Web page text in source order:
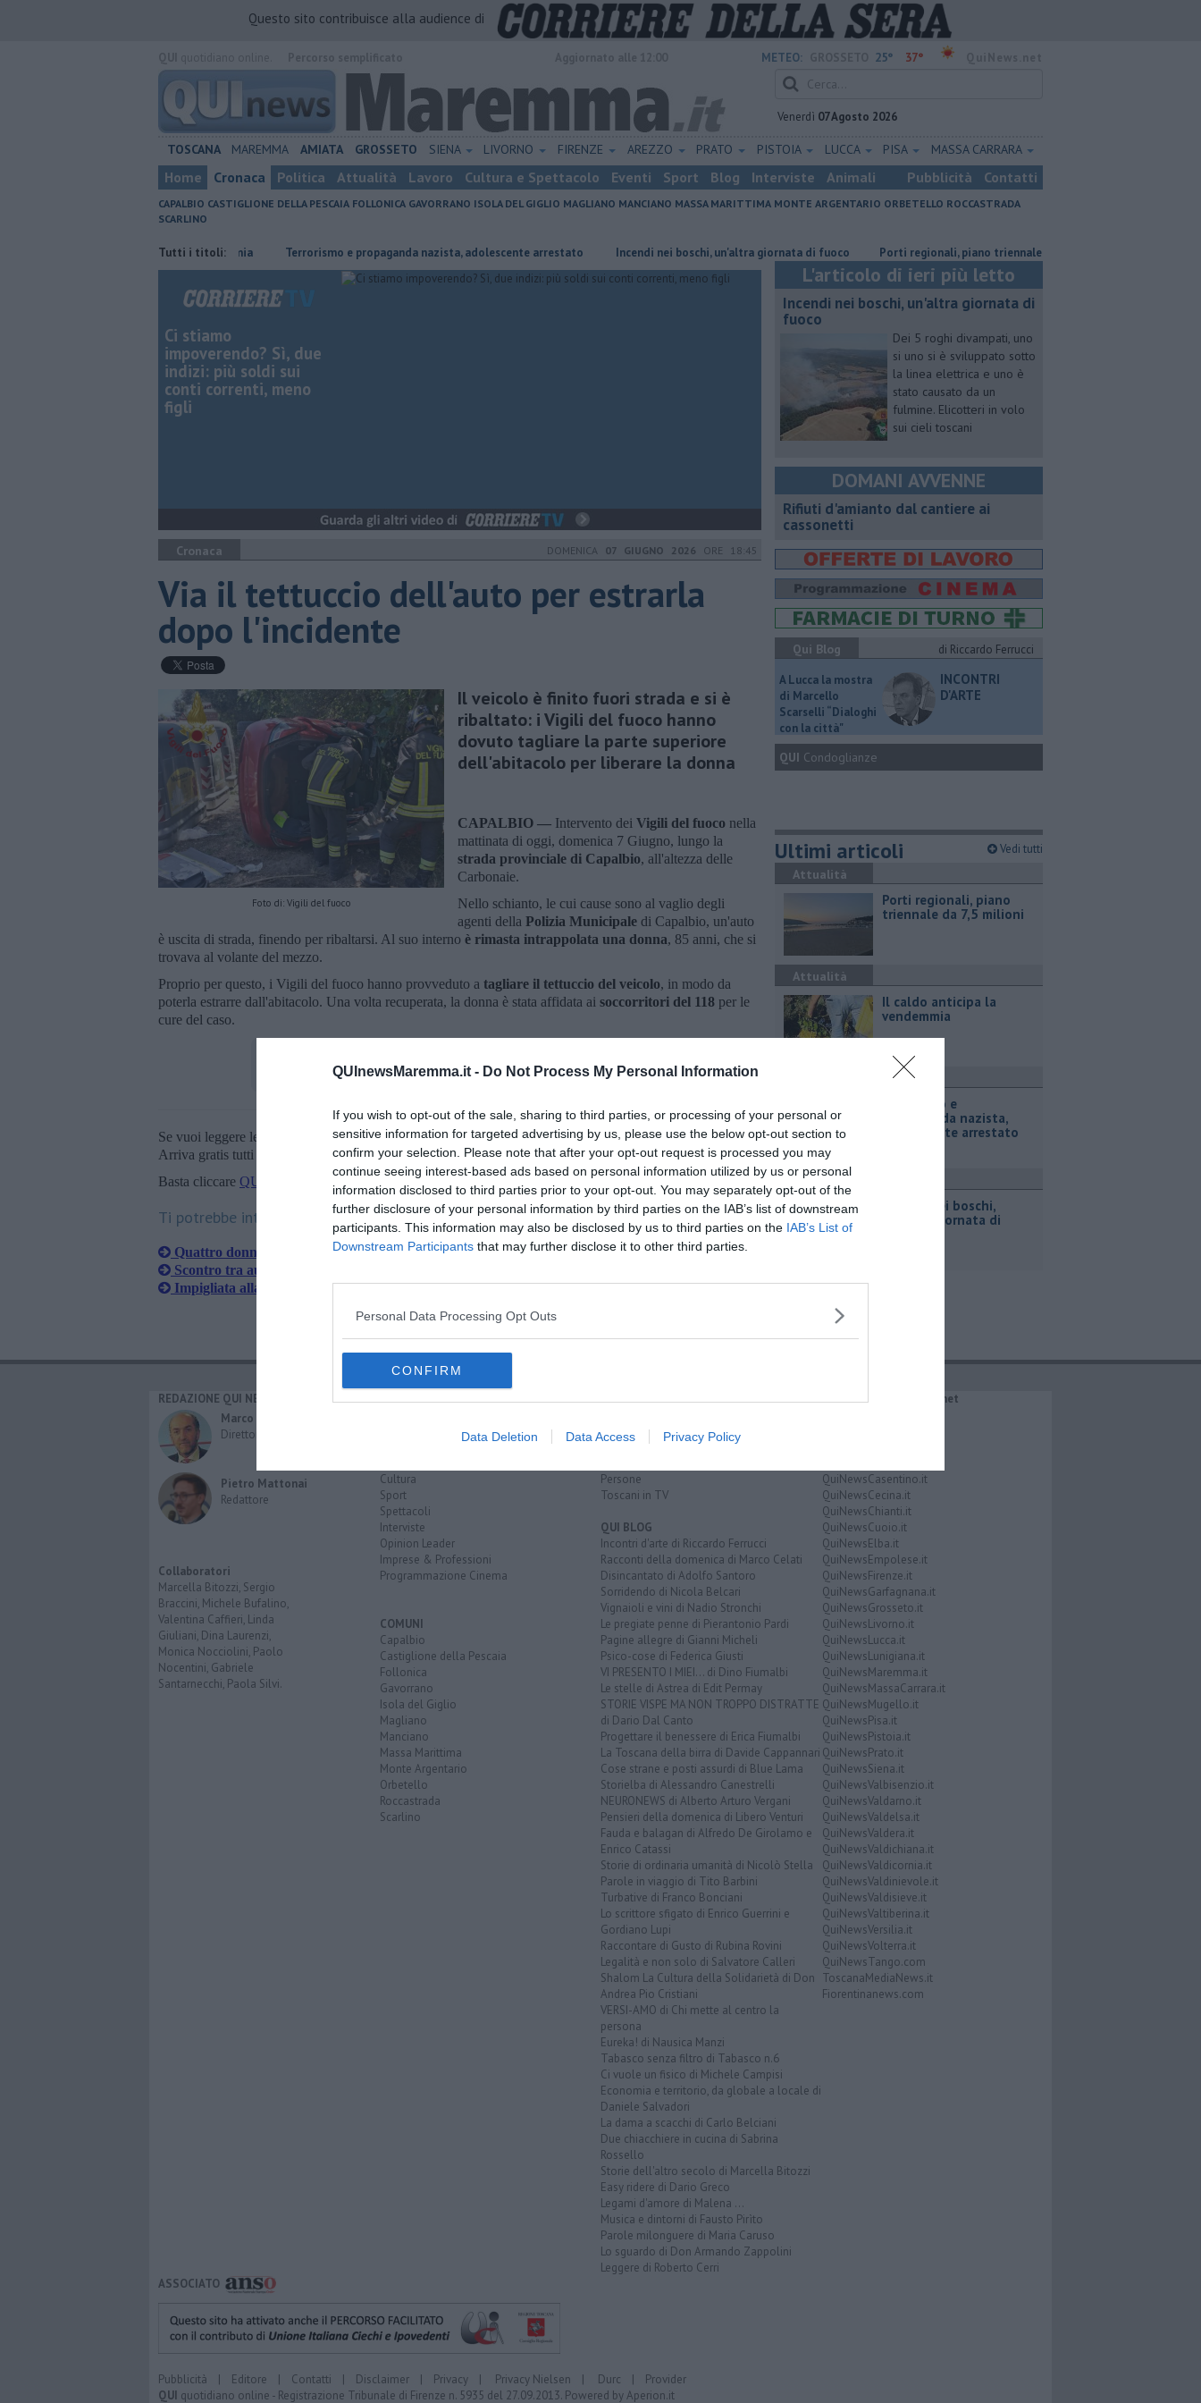
QUInewsMaremma.it - Do Not Process My Personal Information
If you wish to opt-out of the sale, sharing to third parties, or processing of your personal or
sensitive information for targeted advertising by us, please use the below opt-out section to
confirm your selection. Please note that after your opt-out request is processed you may
continue seeing interest-based ads based on personal information utilized by us or personal
information disclosed to third parties prior to your opt-out. You may separately opt-out of the
further disclosure of your personal information by third parties on the IAB’s list of downstream
participants. This information may also be disclosed by us to third parties on the IAB’s List of
Downstream Participants that may further disclose it to other third parties.
Personal Data Processing Opt Outs
CONFIRM
Data Deletion Data Access Privacy Policy
Questo sito contribuisce alla audience di
METEO: 25° 37°
Venerdì 07 Agosto 2026
TOSCANA MAREMMA AMIATA GROSSETO SIENA LIVORNO FIRENZE AREZZO PRATO PISTOIA LUCCA PISA MASSA CARRARA
Home Cronaca Politica Attualità Lavoro Cultura e Spettacolo Eventi Sport Blog Interviste Animali Pubblicità Contatti
CAPALBIO CASTIGLIONE DELLA PESCAIA FOLLONICA GAVORRANO ISOLA DEL GIGLIO MAGLIANO MANCIANO MASSA MARITTIMA MONTE ARGENTARIO ORBETELLO ROCCASTRADA
SCARLINO
Tutti i titoli:
Il caldo anticipa la vendemmia Terrorismo e propaganda nazista, adolescente arrestato Incendi nei boschi, un'altra giornata di fuoco Porti regionali, piano triennale da 7,5 milioni
Ci stiamo
impoverendo? Sì, due
indizi: più soldi sui
conti correnti, meno
figli
Cronaca DOMENICA 07 GIUGNO 2026 ORE 18:45
Via il tettuccio dell'auto per estrarla
dopo l'incidente
Foto di: Vigili del fuoco
Il veicolo è finito fuori strada e si è
ribaltato: i Vigili del fuoco hanno
dovuto tagliare la parte superiore
dell'abitacolo per liberare la donna
CAPALBIO — Intervento dei Vigili del fuoco nella
mattinata di oggi, domenica 7 Giugno, lungo la
strada provinciale di Capalbio, all'altezza delle
Carbonaie.
Nello schianto, le cui cause sono al vaglio degli
agenti della Polizia Municipale di Capalbio, un'auto
è uscita di strada, finendo per ribaltarsi. Al suo interno è rimasta intrappolata una donna, 85 anni, che si
trovava al volante del mezzo.
Proprio per questo, i Vigili del fuoco hanno provveduto a tagliare il tettuccio del veicolo, in modo da
poterla estrarre dall'abitacolo. Una volta recuperata, la donna è stata affidata ai soccorritori del 118 per le
cure del caso.
Se vuoi leggere le notizie principali della Toscana iscriviti allaNewsletter QUInews - ToscanaMedia.
Arriva gratis tutti i giorni alle 20:00 direttamente nella tua casella di posta.
Basta cliccare QUI
Ti potrebbe interessare anche:
Quattro donne ferite nel maxi incidente
Scontro tra auto, ferite due donne e un bambino
Impigliata alla portiera del bus cade ed è grave
L'articolo di ieri più letto
Incendi nei boschi, un'altra giornata di
fuoco
Dei 5 roghi divampati, uno
si uno si è sviluppato sotto
la linea elettrica e uno è
stato causato da un
fulmine. Elicotteri in volo
sui cieli toscani
DOMANI AVVENNE
Rifiuti d'amianto dal cantiere ai
cassonetti
Qui Blog
di Riccardo Ferrucci
A Lucca la mostra
di Marcello
Scarselli “Dialoghi
con la città"
INCONTRI
D'ARTE
QUI Condoglianze
Ultimi articoli Vedi tutti
Attualità
Porti regionali, piano
triennale da 7,5 milioni
Attualità
Il caldo anticipa la
vendemmia
Terrorismo e
propaganda nazista,
adolescente arrestato
Cronaca
Incendi nei boschi,
un'altra giornata di
REDAZIONE QUI NEWS
Marco Migli
Direttore Responsabile
Pietro Mattonai
Redattore
Collaboratori
Marcella Bitozzi, Sergio
Braccini, Michele Bufalino,
Valentina Caffieri, Linda
Giuliani, Dina Laurenzi,
Monica Nocciolini, Paolo
Nocentini, Gabriele
Santarnecchi, Paola Silvi.
CATEGORIE
Cultura
Sport
Spettacoli
Interviste
Opinion Leader
Imprese & Professioni
Programmazione Cinema
COMUNI
Capalbio
Castiglione della Pescaia
Follonica
Gavorrano
Isola del Giglio
Magliano
Manciano
Massa Marittima
Monte Argentario
Orbetello
Roccastrada
Scarlino
RUBRICHE
Più Letti della settimana
Più Letti del mese
Persone
Toscani in TV
QUI BLOG
Incontri d'arte di Riccardo Ferrucci
Racconti della domenica di Marco Celati
Disincantato di Adolfo Santoro
Sorridendo di Nicola Belcari
Vignaioli e vini di Nadio Stronchi
Le pregiate penne di Pierantonio Pardi
Pagine allegre di Gianni Micheli
Psico-cose di Federica Giusti
VI PRESENTO I MIEI... di Dino Fiumalbi
Le stelle di Astrea di Edit Permay
STORIE VISPE MA NON TROPPO DISTRATTE
di Dario Dal Canto
Progettare il benessere di Erica Fiumalbi
La Toscana della birra di Davide Cappannari
Cose strane e posti assurdi di Blue Lama
Storielba di Alessandro Canestrelli
NEURONEWS di Alberto Arturo Vergani
Pensieri della domenica di Libero Venturi
Fauda e balagan di Alfredo De Girolamo e
Enrico Catassi
Storie di ordinaria umanità di Nicolò Stella
Parole in viaggio di Tito Barbini
Turbative di Franco Bonciani
Lo scrittore sfigato di Enrico Guerrini e
Gordiano Lupi
Raccontare di Gusto di Rubina Rovini
Legalità e non solo di Salvatore Calleri
Shalom La Cultura della Solidarietà di Don
Andrea Pio Cristiani
VERSI-AMO di Chi mette al centro la
persona
Eureka! di Nausica Manzi
Tabasco senza filtro di Tabasco n.6
Ci vuole un fisico di Michele Campisi
Economia e territorio, da globale a locale di
Daniele Salvadori
La dama a scacchi di Carlo Belciani
Due chiacchiere in cucina di Sabrina
Rossello
Storie dell'altro secolo di Marcella Bitozzi
Easy ridere di Dario Greco
Legami d'amore di Malena ...
Musica e dintorni di Fausto Pirìto
Parole milonguere di Maria Caruso
Lo sguardo di Don Armando Zappolini
Leggere di Roberto Cerri
IL NETWORK QuiNews.net
QuiNewsCasentino.it
QuiNewsCecina.it
QuiNewsChianti.it
QuiNewsCuoio.it
QuiNewsElba.it
QuiNewsEmpolese.it
QuiNewsFirenze.it
QuiNewsGarfagnana.it
QuiNewsGrosseto.it
QuiNewsLivorno.it
QuiNewsLucca.it
QuiNewsLunigiana.it
QuiNewsMaremma.it
QuiNewsMassaCarrara.it
QuiNewsMugello.it
QuiNewsPisa.it
QuiNewsPistoia.it
QuiNewsPrato.it
QuiNewsSiena.it
QuiNewsValbisenzio.it
QuiNewsValdarno.it
QuiNewsValdelsa.it
QuiNewsValdera.it
QuiNewsValdichiana.it
QuiNewsValdicornia.it
QuiNewsValdinievole.it
QuiNewsValdisieve.it
QuiNewsValtiberina.it
QuiNewsVersilia.it
QuiNewsVolterra.it
QuiNewsTango.com
ToscanaMediaNews.it
Fiorentinanews.com
ASSOCIATO
Pubblicità | Editore | Contatti | Disclaimer | Privacy | Privacy Nielsen | Durc | Provider
QUI quotidiano online - Registrazione Tribunale di Firenze n. 5935 del 27.09.2013. Powered byAperion.it